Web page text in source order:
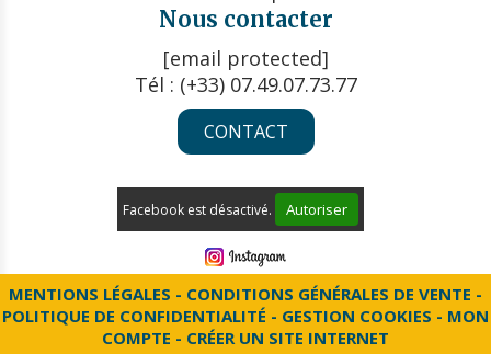
Nous contacter
[email protected]
Tél : (+33) 07.49.07.73.77
CONTACT
Facebook est désactivé. Autoriser
MENTIONS LÉGALES
CONDITIONS GÉNÉRALES DE VENTE
POLITIQUE DE CONFIDENTIALITÉ
GESTION COOKIES
MON
COMPTE
CRÉER UN SITE INTERNET